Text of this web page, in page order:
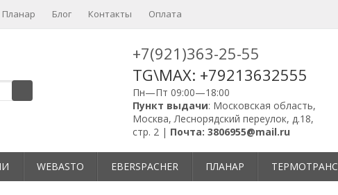
Планар Блог Контакты Оплата
+7(921)363-25-55
TG\MAX: +79213632555
Пн—Пт 09:00—18:00
Пункт выдачи: Московская область,
Москва, Леснорядский переулок, д.18,
стр. 2 | Почта: 3806955@mail.ru
WEBASTO EBERSPACHER ПЛАНАР ТЕРМОТРАНС